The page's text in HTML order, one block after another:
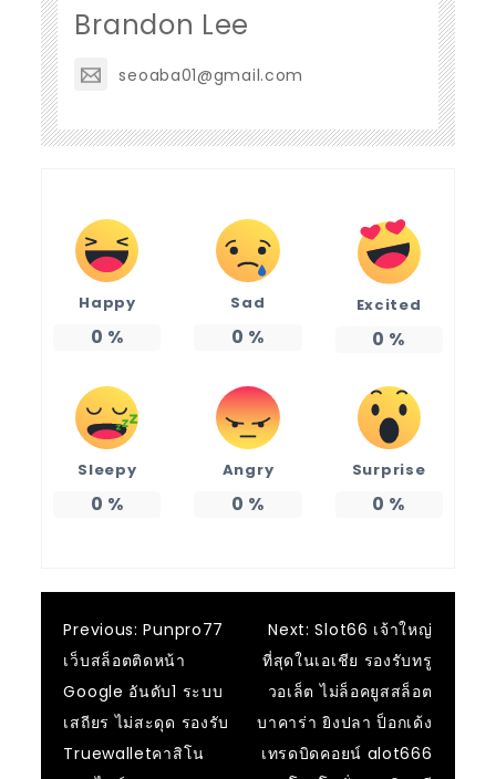
Brandon Lee
seoaba01@gmail.com
Happy
0 %
Sad
0 %
Excited
0 %
Sleepy
0 %
Angry
0 %
Surprise
0 %
แนะแนว
เรื่อง
Previous: Punpro77
เว็บสล็อตติดหน้า
Google อันดับ1 ระบบ
เสถียร ไม่สะดุด รองรับ
Truewalletคาสิโน
Next: Slot66 เจ้าใหญ่
ที่สุดในเอเชีย รองรับทรู
วอเล็ต ไม่ล็อคยูสสล็อต
บาคาร่า ยิงปลา ป็อกเด้ง
เทรดบิดคอยน์ alot666